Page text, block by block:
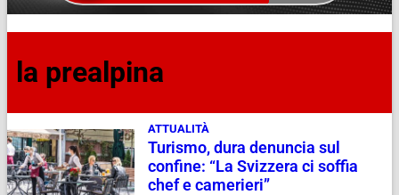
la prealpina
ATTUALITÀ
Turismo, dura denuncia sul
confine: “La Svizzera ci soffia
chef e camerieri”